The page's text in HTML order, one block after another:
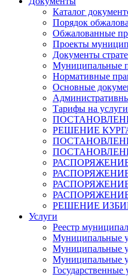
Каталог
Порядок
Обжалованные
Проекты
Документы
Муниципальные
Нормативные
Основные
Тарифы на
РЕШЕНИЕ
РЕШЕНИЕ
Услуги
Реестр
Муниципальные
Муниципальные
Муниципальные
Государственные